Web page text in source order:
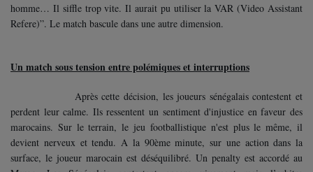
homme… Il siffle trop vite. Il aurait pu utiliser la VAR (Video Assistant
Refere)”. Le match bascule dans une autre dimension.
Un match sous tension entre polémiques et interruptions
Après cette décision, les joueurs sénégalais contestent et
perdent leur calme. Ils ressentent un sentiment d'injustice en faveur des
marocains. Sur le terrain, le jeu footballistique n'est plus le même, il
devient nerveux et tendu. A la 90ème minute, sur une action dans la
surface, le joueur marocain est déséquilibré. Un penalty est accordé au